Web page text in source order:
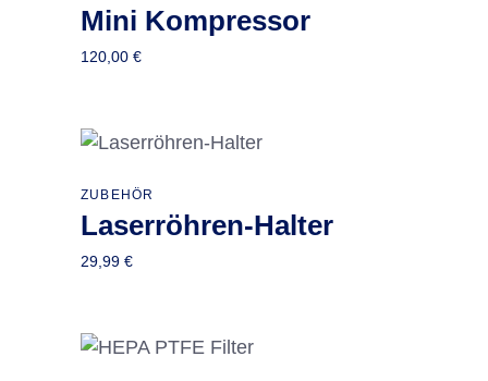
Mini Kompressor
120,00 €
Produkt
ZUBEHÖR
Laserröhren-Halter
29,99 €